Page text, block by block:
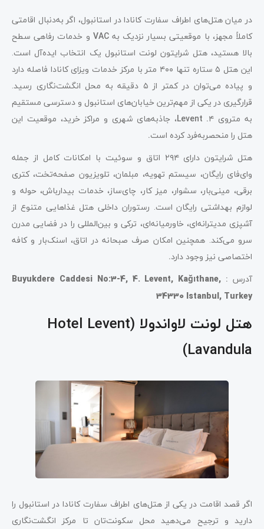
در میان هتل‌های اطراف سفارت کانادا در استانبول، اگر به‌دنبال اقامتی
کاملاً مجهز، با موقعیتی بسیار نزدیک به VAC
و خدمات رفاهی سطح
بالا هستید، هتل شرایتون لونت استانبول یک انتخاب ایده‌آل است.
این هتل ۵ ستاره تنها ۴۰۰
متر با مرکز خدمات ویزای کانادا فاصله دارد
و پیاده می‌توان در کمتر از ۵ دقیقه به محل انگشت‌نگاری رسید.
قرارگیری در یکی از مهم‌ترین خیابان‌های استانبول و دسترسی مستقیم
به متروی ۴
. Levent
، جاذبه‌های شهری و مراکز خرید، موقعیت این
هتل را منحصربه‌فرد کرده است.
هتل شرایتون دارای ۲۹۴
اتاق و سوئیت با امکانات کامل از جمله
وای‌فای رایگان، سیستم تهویه، مبلمان، تلویزیون صفحه‌تخت، کتری
برقی، مینی‌بار، سشوار، میز کار، چای‌ساز، خدمات بیدارباش، حوله و
لوازم بهداشتی رایگان است. رستوران داخلی هتل غذاهایی متنوع از
آشپزی مدیترانه‌ای، خاورمیانه‌ای، ترکی و بین‌المللی را در فضایی مدرن
سرو می‌کند. همچنین امکان صرف صبحانه در اتاق، اسنک‌بار و کافه
اختصاصی نیز وجود دارد.
آدرس :
Buyukdere Caddesi No:3-4, 4. Levent, Kağıthane,
34330 Istanbul, Turkey
هتل لونت لاواندولا (Hotel Levent
Lavandula)
اگر قصد اقامت در یکی از هتل‌های اطراف سفارت کانادا در استانبول را
دارید و ترجیح می‌دهید محل سکونت‌تان تا مرکز انگشت‌نگاری